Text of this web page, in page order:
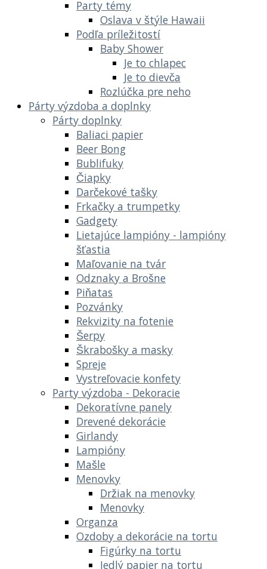
Party témy
Oslava v štýle Hawaii
Podľa príležitostí
Baby Shower
Je to chlapec
Je to dievča
Rozlúčka pre neho
Párty výzdoba a doplnky
Párty doplnky
Baliaci papier
Beer Bong
Bublifuky
Čiapky
Darčekové tašky
Frkačky a trumpetky
Gadgety
Lietajúce lampióny - lampióny
šťastia
Maľovanie na tvár
Odznaky a Brošne
Piňatas
Pozvánky
Rekvizity na fotenie
Šerpy
Škrabošky a masky
Spreje
Vystreľovacie konfety
Party výzdoba - Dekoracie
Dekoratívne panely
Drevené dekorácie
Girlandy
Lampióny
Mašle
Menovky
Držiak na menovky
Menovky
Organza
Ozdoby a dekorácie na tortu
Figúrky na tortu
Jedlý papier na tortu